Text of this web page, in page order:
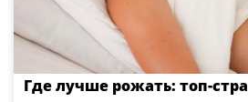
Где лучше рожать: топ-